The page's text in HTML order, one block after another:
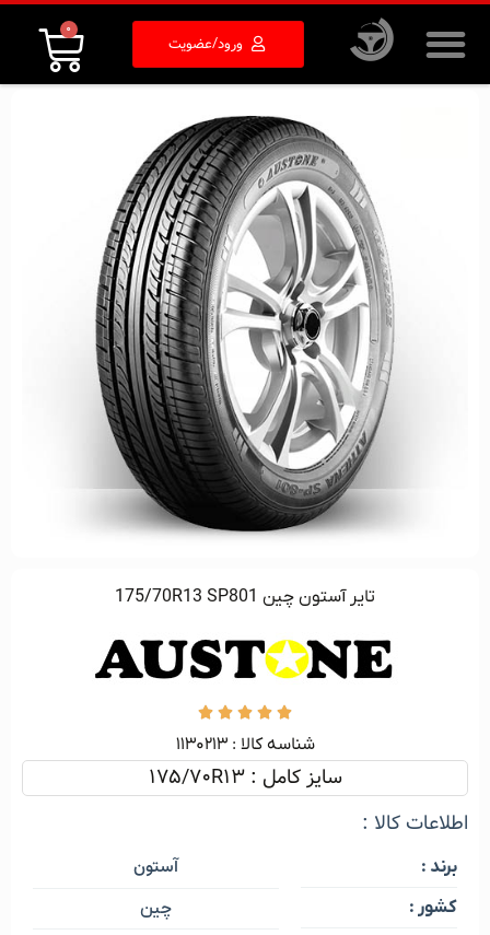
ورود/عضویت
0
تایر آستون چین 175/70R13 SP801





شناسه کالا :‌ ۱۱۳۰۲۱۳
سایز کامل : 175/70R13
اطلاعات کالا :
برند :
کشور :
آستون
چین